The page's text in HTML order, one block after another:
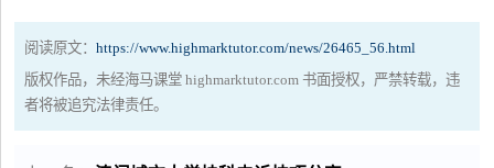
阅读原文：https://www.highmarktutor.com/news/26465_56.html
版权作品，未经海马课堂 highmarktutor.com 书面授权，严禁转载，违
者将被追究法律责任。